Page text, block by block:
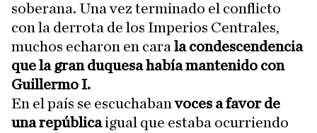
soberana. Una vez terminado el conflicto
con la derrota de los Imperios Centrales,
muchos echaron en cara la condescendencia
que la gran duquesa había mantenido con
Guillermo I.
En el país se escuchabanvoces a favor de
una repúblicaigual que estaba ocurriendo